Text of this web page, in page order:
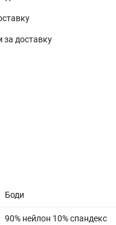
за доставку
Боди
90% нейлон 10% спандекс